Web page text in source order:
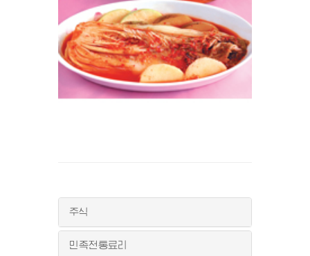
주식
민족전통료리